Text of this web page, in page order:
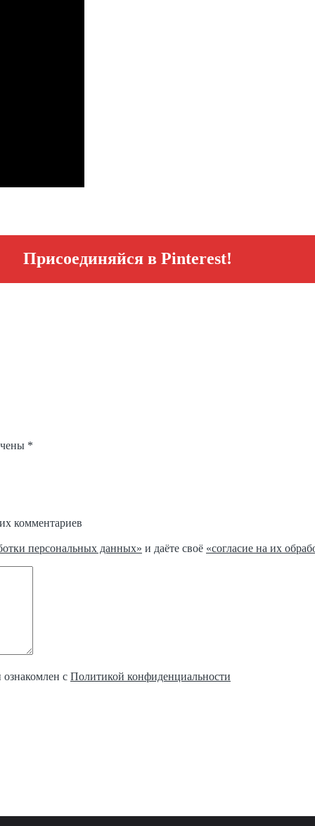
Присоединяйся в Pinterest!
*
комментариев
персональных данных» и даёте своё «согласие на их
с Политикой конфиденциальности